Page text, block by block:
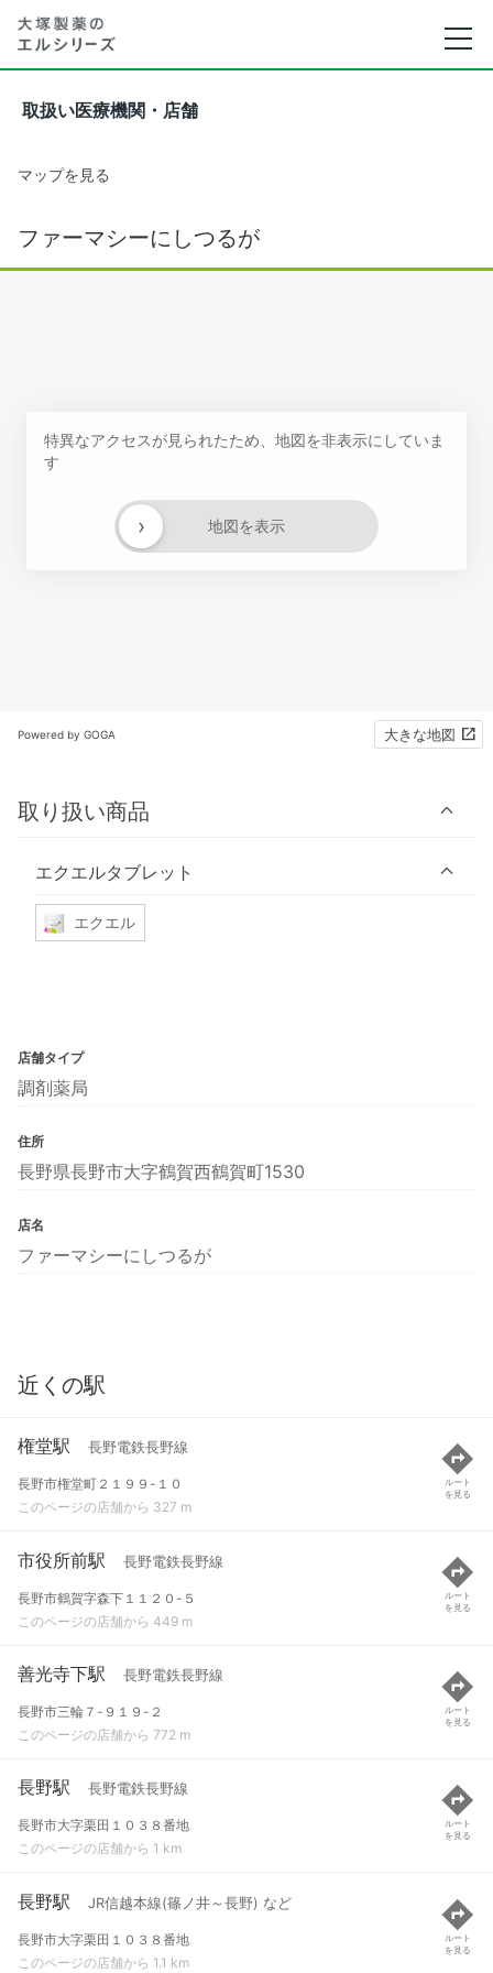
取扱い医療機関・店舗
マップを見る
ファーマシーにしつるが
特異なアクセスが見られたため、地図を非表示にしていま
す
地図を表示
›
Powered by GOGA 大きな地図
取り扱い商品
エクエルタブレット
エクエル
店舗タイプ
調剤薬局
住所
長野県長野市大字鶴賀西鶴賀町1530
店名
ファーマシーにしつるが
近くの駅
権堂駅 長野電鉄長野線
長野市権堂町２１９９-１０
このページの店舗から 327 m
ルート
を見る
市役所前駅 長野電鉄長野線
長野市鶴賀字森下１１２０-５
このページの店舗から 449 m
ルート
を見る
善光寺下駅 長野電鉄長野線
長野市三輪７-９１９-２
このページの店舗から 772 m
ルート
を見る
長野駅 長野電鉄長野線
長野市大字栗田１０３８番地
このページの店舗から 1 km
ルート
を見る
長野駅 JR信越本線(篠ノ井～長野) など
長野市大字栗田１０３８番地
このページの店舗から 1.1 km
ルート
を見る